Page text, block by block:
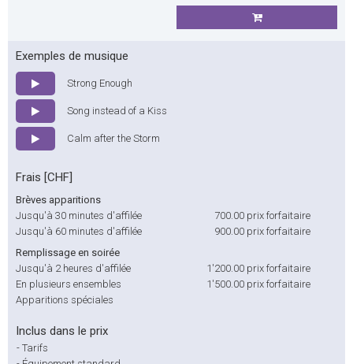
Exemples de musique
Strong Enough
Song instead of a Kiss
Calm after the Storm
Frais [CHF]
Brèves apparitions
Jusqu'à 30 minutes d'affilée
700.00 prix forfaitaire
Jusqu'à 60 minutes d'affilée
900.00 prix forfaitaire
Remplissage en soirée
Jusqu'à 2 heures d'affilée
1'200.00 prix forfaitaire
En plusieurs ensembles
1'500.00 prix forfaitaire
Apparitions spéciales
Inclus dans le prix
- Tarifs